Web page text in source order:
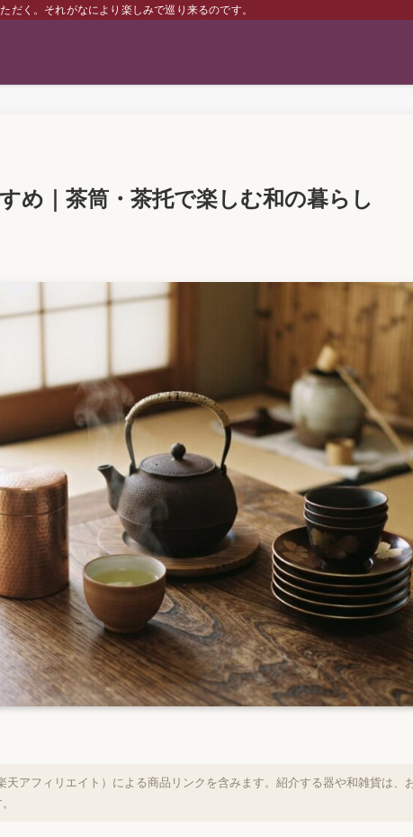
だく。それがなにより楽しみで巡り来るのです。
め｜茶筒・茶托で楽しむ和の暮らし
アフィリエイト）による商品リンクを含みます。紹介する器や和雑貨は、